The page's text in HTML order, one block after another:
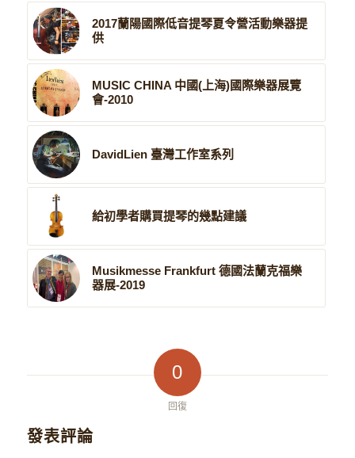
2017蘭陽國際低音提琴夏令營活動樂器提
供
MUSIC CHINA 中國(上海)國際樂器展覽
會-2010
DavidLien 臺灣工作室系列
給初學者購買提琴的幾點建議
Musikmesse Frankfurt 德國法蘭克福樂
器展-2019
0
回復
發表評論